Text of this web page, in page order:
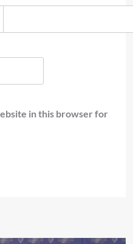
in this browser for